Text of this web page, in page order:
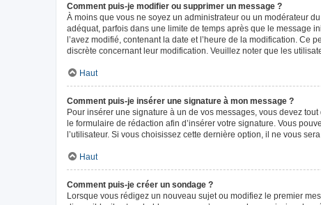
Comment puis-je modifier ou supprimer un message ?
À moins que vous ne soyez un administrateur ou un modérateur
adéquat, parfois dans une limite de temps après que le message
l’avez modifié, contenant la date et l’heure de la modification. Ce
discrète concernant leur modification. Veuillez noter que les
Haut
Comment puis-je insérer une signature à mon message ?
Pour insérer une signature à un de vos messages, vous devez
le formulaire de rédaction afin d’insérer votre signature. Vous
l’utilisateur. Si vous choisissez cette dernière option, il ne vous
Haut
Comment puis-je créer un sondage ?
Lorsque vous rédigez un nouveau sujet ou modifiez le premier